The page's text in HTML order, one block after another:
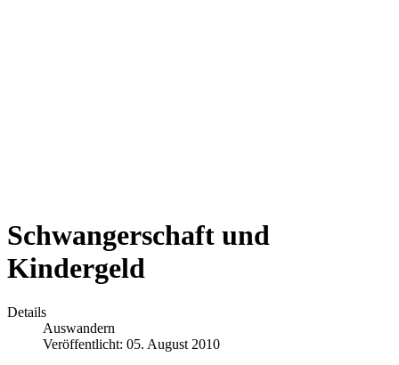
Schwangerschaft und
Kindergeld
Details
Auswandern
Veröffentlicht: 05. August 2010